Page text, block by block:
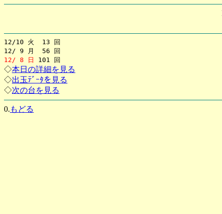
12/10 火 13 回
12/ 9 月 56 回
12/ 8 日
101 回
◇本日の詳細を見る
◇出玉ﾃﾞｰﾀを見る
◇次の台を見る
0. もどる